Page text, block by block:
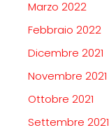
Marzo 2022
Febbraio 2022
Dicembre 2021
Novembre 2021
Ottobre 2021
Settembre 2021